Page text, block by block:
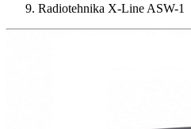
Radiotehnika X-Line ASW-1